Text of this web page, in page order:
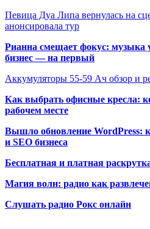
Певица Дуа Липа вернулась на
анонсировала тур
Рианна смещает фокус: музыка
бизнес — на первый
Аккумуляторы 55-59 Ач обзор и
Как выбрать офисные кресла:
рабочем месте
Вышло обновление WordPress:
и SEO бизнеса
Бесплатная и платная
Магия волн: радио как
Слушать радио Рокс онлайн